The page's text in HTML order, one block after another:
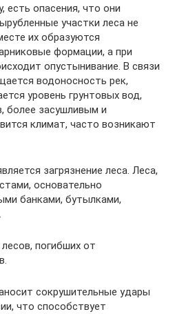
есть опасения, что они
участки леса не
их образуются
формации, а при
опустынивание. В связи
водоносность рек,
уровень грунтовых вод,
более засушливым и
климат, часто возникают
загрязнение леса. Леса,
основательно
банками, бутылками,
погибших от
сокрушительные удары
что способствует